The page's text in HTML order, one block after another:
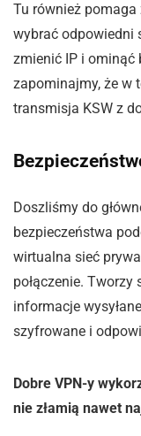
Tu również
wybrać odpowiedni
zmienić IP i ominąć
zapominajmy, że w
transmisja KSW z
Doszliśmy do
bezpieczeństwa
wirtualna sieć
połączenie.
informacje
szyfrowane i
Dobre VPN-y
nie złamią nawet